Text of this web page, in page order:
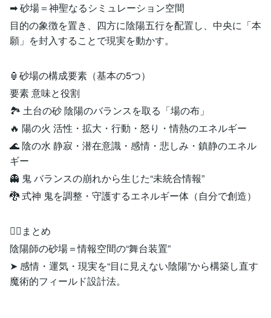
➡ 砂場＝神聖なるシミュレーション空間
目的の象徴を置き、四方に陰陽五行を配置し、中央に「本
願」を封入することで現実を動かす。
🏮砂場の構成要素（基本の5つ）
要素 意味と役割
🏞 土台の砂 陰陽のバランスを取る「場の布」
🔥 陽の火 活性・拡大・行動・怒り・情熱のエネルギー
🌊 陰の水 静寂・潜在意識・感情・悲しみ・鎮静のエネル
ギー
👻 鬼 バランスの崩れから生じた“未統合情報”
🐉 式神 鬼を調整・守護するエネルギー体（自分で創造）
🧙‍♂️まとめ
陰陽師の砂場＝情報空間の“舞台装置”
➤ 感情・運気・現実を“目に見えない陰陽”から構築し直す
魔術的フィールド設計法。